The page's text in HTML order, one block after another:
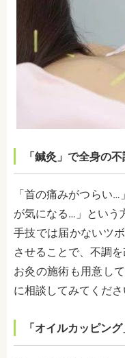
「鍼灸」で全身の不
「首の痛みがつらい
が気になる…」という
手技では届かないツ
させることで、不調を
お灸の施術も用意し
に相談してみてくださ
「オイルカッピン